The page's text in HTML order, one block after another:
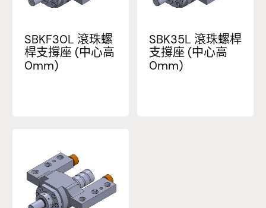
SBKF30L 滾珠螺
桿支撐座 (中心高
0mm)
SBK35L 滾珠螺桿
支撐座 (中心高
0mm)